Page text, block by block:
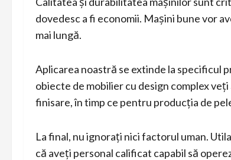
dovedesc a fi economii. Mașini bune vor
mai lungă.
Aplicarea noastră se extinde la specificul
obiecte de mobilier cu design complex
finisare, în timp ce pentru producția de
La final, nu ignorați nici factorul uman.
că aveți personal calificat capabil să